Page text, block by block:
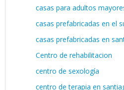
casas para adultos
casas prefabricadas en el
casas prefabricadas en
Centro de rehabilitacion
centro de sexología
centro de terapia en